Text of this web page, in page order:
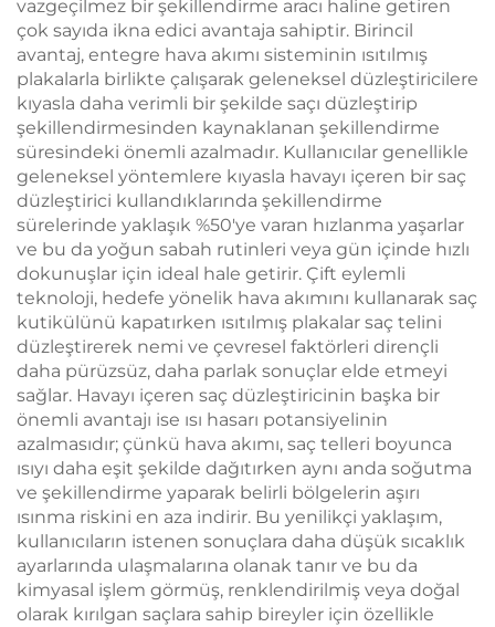
vazgeçilmez bir şekillendirme aracı haline getiren
çok sayıda ikna edici avantaja sahiptir. Birincil
avantaj, entegre hava akımı sisteminin ısıtılmış
plakalarla birlikte çalışarak geleneksel düzleştiricilere
kıyasla daha verimli bir şekilde saçı düzleştirip
şekillendirmesinden kaynaklanan şekillendirme
süresindeki önemli azalmadır. Kullanıcılar genellikle
geleneksel yöntemlere kıyasla havayı içeren bir saç
düzleştirici kullandıklarında şekillendirme
sürelerinde yaklaşık %50'ye varan hızlanma yaşarlar
ve bu da yoğun sabah rutinleri veya gün içinde hızlı
dokunuşlar için ideal hale getirir. Çift eylemli
teknoloji, hedefe yönelik hava akımını kullanarak saç
kutikülünü kapatırken ısıtılmış plakalar saç telini
düzleştirerek nemi ve çevresel faktörleri dirençli
daha pürüzsüz, daha parlak sonuçlar elde etmeyi
sağlar. Havayı içeren saç düzleştiricinin başka bir
önemli avantajı ise ısı hasarı potansiyelinin
azalmasıdır; çünkü hava akımı, saç telleri boyunca
ısıyı daha eşit şekilde dağıtırken aynı anda soğutma
ve şekillendirme yaparak belirli bölgelerin aşırı
ısınma riskini en aza indirir. Bu yenilikçi yaklaşım,
kullanıcıların istenen sonuçlara daha düşük sıcaklık
ayarlarında ulaşmalarına olanak tanır ve bu da
kimyasal işlem görmüş, renklendirilmiş veya doğal
olarak kırılgan saçlara sahip bireyler için özellikle